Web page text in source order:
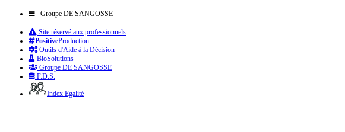
Groupe DE SANGOSSE
Site réservé aux professionnels
PositiveProduction
Outils d'Aide à la Décision
BioSolutions
Groupe DE SANGOSSE
F.D.S.
Index Egalité